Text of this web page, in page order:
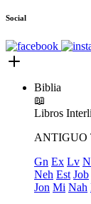
Social
Biblia
📖
Libros
ANTIGUO
Gn Ex Lv
Neh Est Job
Jon Mi Nah